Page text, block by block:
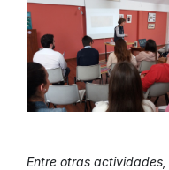
Entre otras